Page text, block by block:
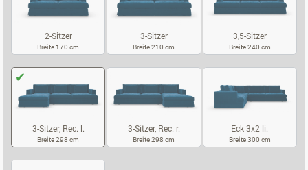
2-Sitzer
Breite 170 cm
3-Sitzer
Breite 210 cm
3,5-Sitzer
Breite 240 cm
3-Sitzer, Rec. l.
Breite 298 cm
3-Sitzer, Rec. r.
Breite 298 cm
Eck 3x2 li.
Breite 300 cm